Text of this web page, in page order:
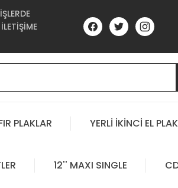
PLAKLAR YERLİ İKİNCİ EL
12'' MAXI SINGLE